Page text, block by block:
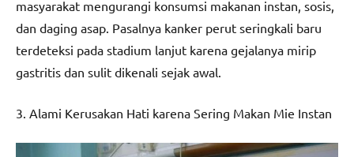
masyarakat mengurangi konsumsi makanan instan, sosis,
dan daging asap. Pasalnya kanker perut seringkali baru
terdeteksi pada stadium lanjut karena gejalanya mirip
gastritis dan sulit dikenali sejak awal.
3. Alami Kerusakan Hati karena Sering Makan Mie Instan